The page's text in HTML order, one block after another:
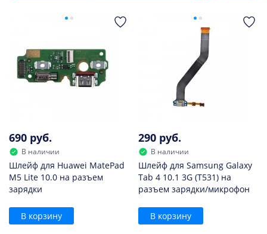
690 руб.
В наличии
Шлейф для Huawei MatePad
M5 Lite 10.0 на разъем
зарядки
В корзину
290 руб.
В наличии
Шлейф для Samsung Galaxy
Tab 4 10.1 3G (T531) на
разъем зарядки/микрофон
В корзину